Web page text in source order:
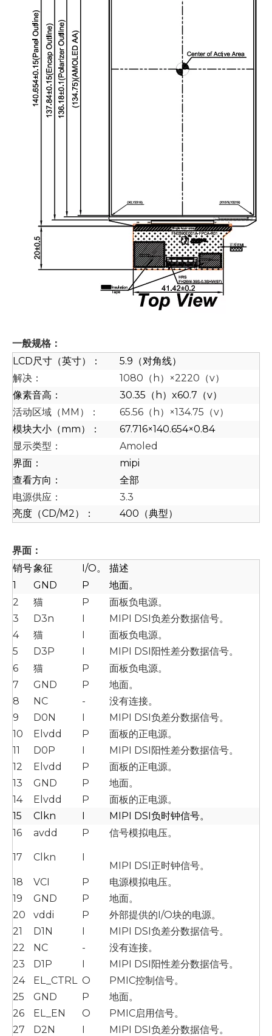
一般规格：
LCD尺寸（英寸）：
5.9（对角线）
解决：
1080（h）×2220（v）
像素音高：
30.35（h）x60.7（v）
活动区域（MM）：
65.56（h）×134.75（v）
模块大小（mm）：
67.716×140.654×0.84
显示类型：
Amoled
界面：
mipi
查看方向：
全部
电源供应：
3.3
亮度（CD/M2）：
400（典型）
界面：
销号象征 I/O。
描述
1
GND P
地面。
2
猫 P
面板负电源。
3
D3n I
MIPI DSI负差分数据信号。
4
猫 I
面板负电源。
5
D3P I
MIPI DSI阳性差分数据信号。
6
猫 P
面板负电源。
7
GND P
地面。
8
NC -
没有连接。
9
D0N I
MIPI DSI负差分数据信号。
10
Elvdd P
面板的正电源。
11
D0P I
MIPI DSI阳性差分数据信号。
12
Elvdd P
面板的正电源。
13
GND P
地面。
14
Elvdd P
面板的正电源。
15
Clkn I
MIPI DSI负时钟信号。
16
avdd P 信号模拟电压。
17 Clkn I
MIPI DSI正时钟信号。
18
VCI P
电源模拟电压。
19
GND P
地面。
20
vddi P
外部提供的I/O块的电源。
21
D1N I
MIPI DSI负差分数据信号。
22
NC -
没有连接。
23
D1P I
MIPI DSI阳性差分数据信号。
24
EL_CTRL O
PMIC控制信号。
25
GND P
地面。
26
EL_EN O
PMIC启用信号。
27
D2N I MIPI DSI负差分数据信号。